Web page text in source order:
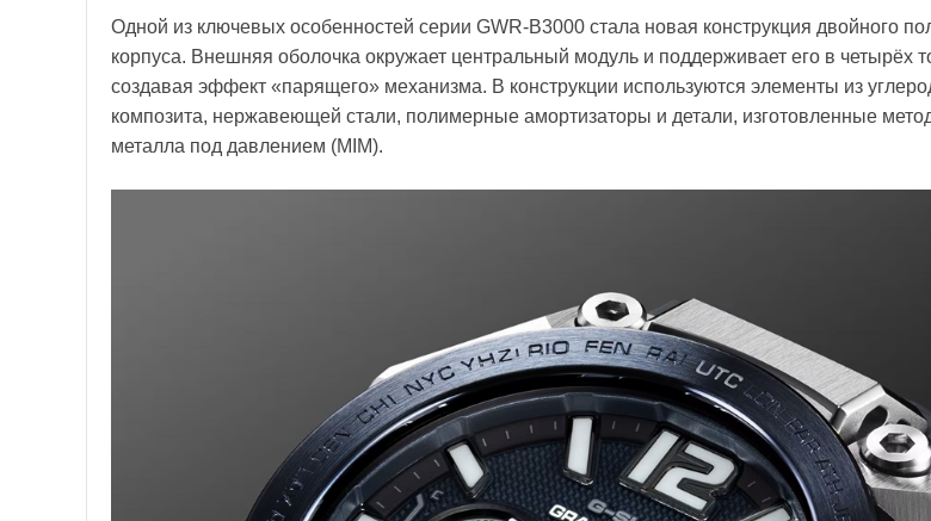
Одной из ключевых особенностей серии GWR-B3000 стала новая конструкция двойного
корпуса. Внешняя оболочка окружает центральный модуль и поддерживает его в четырёх
создавая эффект «парящего» механизма. В конструкции используются элементы из
композита, нержавеющей стали, полимерные амортизаторы и детали, изготовленные
металла под давлением (MIM).